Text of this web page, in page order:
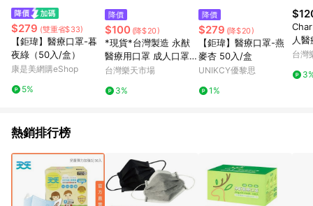
8. LINE購物為購物資訊整合性平台，商品資料更新會有時間差，
如顯示之商品規格、顏色、價位、贈品與東森購物ETMall銷售網
頁不符，以銷售網頁標示為準。 9. 若有贈點爭議，請務必於訂單
日期+180天以內至LINE購物客服洽詢；若超過180天(含)以上進
行申訴，恕無法贈點回饋。 10. 部分點數紅包僅限指定商品使
用，或不適用於無回饋商品。各點數紅包之適用商品與使用條件
請依點數紅包頁面規則為準。
$279 (雙重省$33)
【鉅瑋】醫療口罩-暮
夜綠（50入/盒）
康是美網購eShop
5%
降價
$100 (降$20)
*現貨*台灣製造 永猷
醫療用口罩 成人口罩
一般系列 製造日期202
台灣樂天市場
3%
降價
$279 (降$20)
【鉅瑋】醫療口罩-燕
麥杏 50入/盒
UNIKCY優黎思
1%
人
入小
台灣
熱銷排行榜